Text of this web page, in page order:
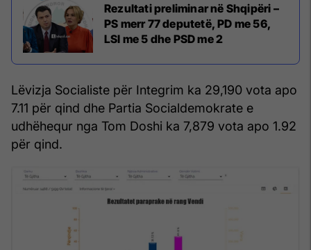
Rezultati preliminar në Shqipëri –
PS merr 77 deputetë, PD me 56,
LSI me 5 dhe PSD me 2
Lëvizja Socialiste për Integrim ka 29,190 vota apo
7.11 për qind dhe Partia Socialdemokrate e
udhëhequr nga Tom Doshi ka 7,879 vota apo 1.92
për qind.